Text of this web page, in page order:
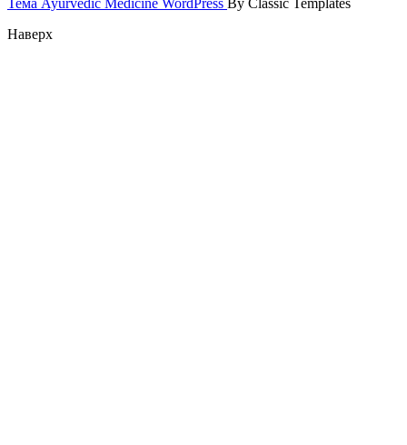
Тема Ayurvedic Medicine WordPress By Classic Templates
Наверх